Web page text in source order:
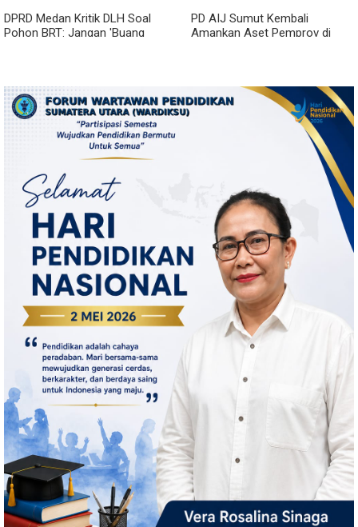
DPRD Medan Kritik DLH Soal
Pohon BRT: Jangan 'Buang
PD AIJ Sumut Kembali
Amankan Aset Pemprov di